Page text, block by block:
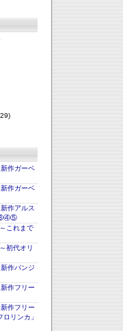
作ガーベ
作ガーベ
作アルス
③④⑤
これまで
初代オリ
作パンジ
作フリー
作フリー
リンカ」